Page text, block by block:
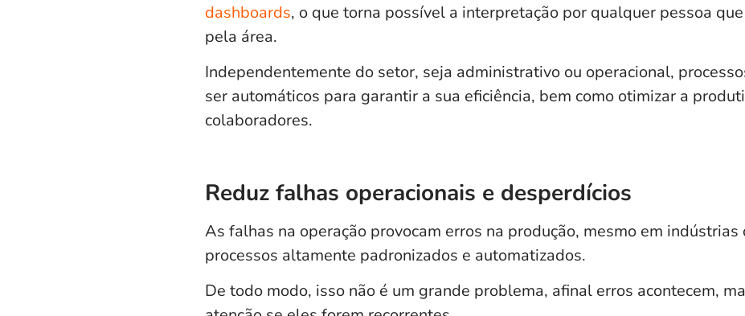
dashboards, o que torna possível a interpretação por qualquer pessoa
pela área.
Independentemente do setor, seja administrativo ou operacional,
ser automáticos para garantir a sua eficiência, bem como otimizar a
colaboradores.
Reduz falhas operacionais e desperdícios
As falhas na operação provocam erros na produção, mesmo em indústrias
processos altamente padronizados e automatizados.
De todo modo, isso não é um grande problema, afinal erros acontecem,